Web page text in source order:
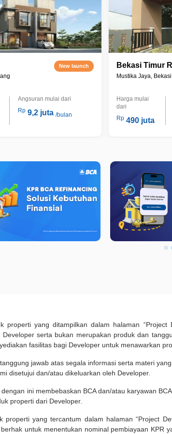
New launch
Angsuran mulai dari
Rp 9,2 juta /bulan
Bekasi Timur
Mustika Jaya, Bekasi
Harga mulai
dari
Rp 490 juta
properti yang ditampilkan dalam halaman
serta bukan merupakan produk dan
fasilitas bagi Developer untuk menawarkan
jawab atas segala informasi serta materi
disetujui dan/atau dikeluarkan oleh Developer.
ini membebaskan BCA dan/atau karyawan
properti dari Developer.
properti yang tercantum dalam halaman “Project
berhak untuk menentukan nominal pembiayaan